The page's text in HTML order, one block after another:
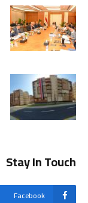
Stay In Touch
Facebook